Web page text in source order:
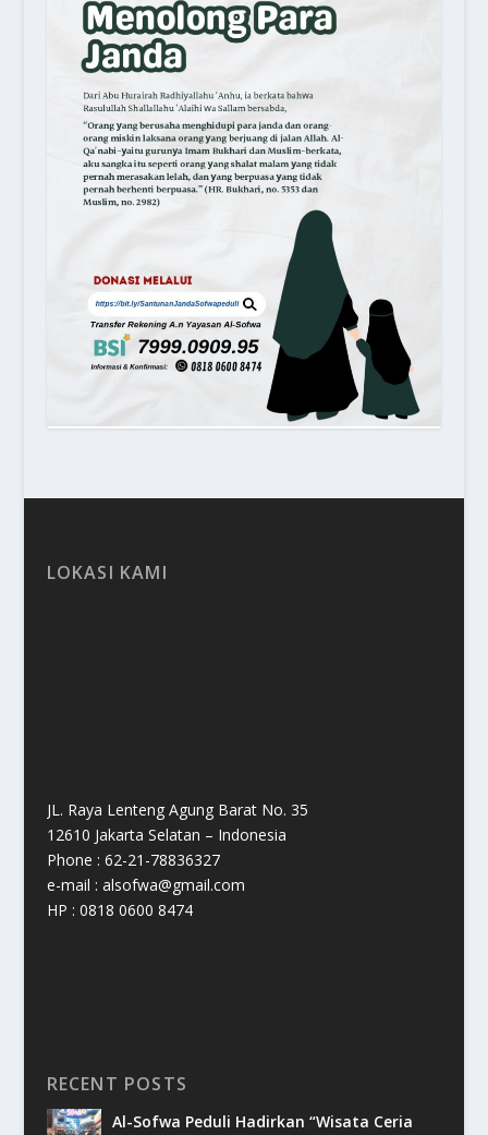
LOKASI KAMI
JL. Raya Lenteng Agung Barat No. 35
12610 Jakarta Selatan – Indonesia
Phone : 62-21-78836327
e-mail : alsofwa@gmail.com
HP : 0818 0600 8474
RECENT POSTS
Al-Sofwa Peduli Hadirkan “Wisata Ceria